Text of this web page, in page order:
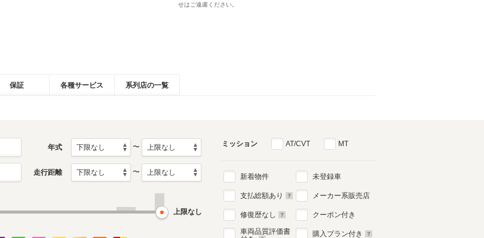
せはご遠慮ください。
保証 各種サービス 系列店の一覧
年式 〜
走行距離 〜
上限なし
ミッション AT/CVT MT
新着物件
支払総額あり
修復歴なし
車両品質評価書
未登録車
メーカー系販売店
クーポン付き
購入プラン付き